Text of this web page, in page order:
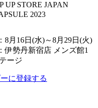
UP STORE JAPAN
2023
8月16日(水)～8月29日(火)
伊勢丹新宿店 メンズ館1
ージ
に登録する